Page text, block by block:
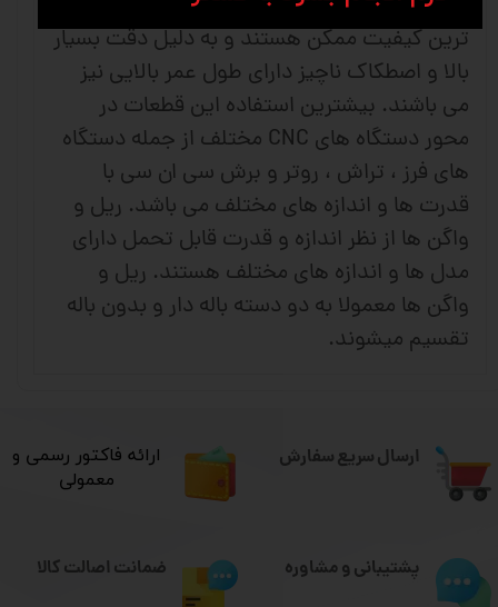
استفاده می کنند . این قطعات صنعتی دارای بالا
ترین کیفیت ممکن هستند و به دلیل دقت بسیار
بالا و اصطکاک ناچیز دارای طول عمر بالایی نیز
می باشند. بیشترین استفاده این قطعات در
محور دستگاه های CNC مختلف از جمله دستگاه
های فرز ، تراش ، روتر و برش سی ان سی با
قدرت ها و اندازه های مختلف می باشد. ریل و
واگن ها از نظر اندازه و قدرت قابل تحمل دارای
مدل ها و اندازه های مختلف هستند. ریل و
واگن ها معمولا به دو دسته باله دار و بدون باله
تقسیم میشوند.
ارسال سریع سفارش
​ارائه فاکتور رسمی و
معمولی
پشتیبانی و مشاوره ضمانت اصالت کالا